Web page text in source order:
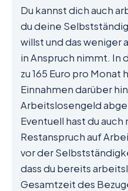
Du kannst dich auch
du deine
willst und das weniger
in Anspruch nimmt. In
zu 165 Euro pro Monat
Einnahmen darüber
Arbeitslosengeld
Eventuell hast du auch
Restanspruch auf
vor der
dass du bereits
Gesamtzeit des